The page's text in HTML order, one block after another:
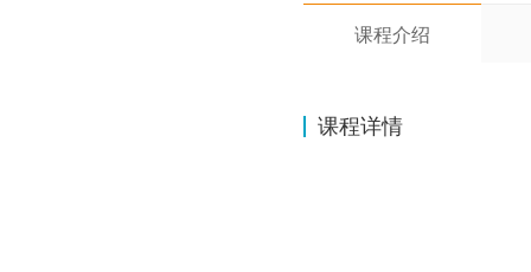
课程介绍
课程详情